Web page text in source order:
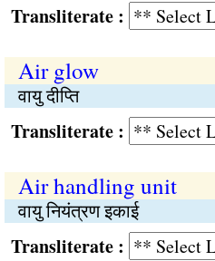
:
Air glow
वायु दीप्ति
:
Air handling unit
वायु नियंत्रण इकाई
: